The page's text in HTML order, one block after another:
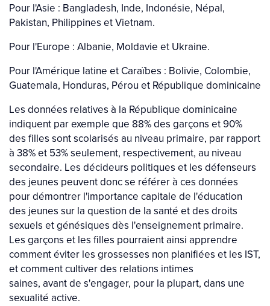
Pour l'Asie : Bangladesh, Inde, Indonésie, Népal,
Pakistan, Philippines et Vietnam.
Pour l'Europe : Albanie, Moldavie et Ukraine.
Pour l'Amérique latine et Caraïbes : Bolivie, Colombie,
Guatemala, Honduras, Pérou et République dominicaine
Les données relatives à la République dominicaine
indiquent par exemple que 88% des garçons et 90%
des filles sont scolarisés au niveau primaire, par rapport
à 38% et 53% seulement, respectivement, au niveau
secondaire. Les décideurs politiques et les défenseurs
des jeunes peuvent donc se référer à ces données
pour démontrer l'importance capitale de l'éducation
des jeunes sur la question de la santé et des droits
sexuels et génésiques dès l'enseignement primaire.
Les garçons et les filles pourraient ainsi apprendre
comment éviter les grossesses non planifiées et les IST,
et comment cultiver des relations intimes
saines, avant de s'engager, pour la plupart, dans une
sexualité active.